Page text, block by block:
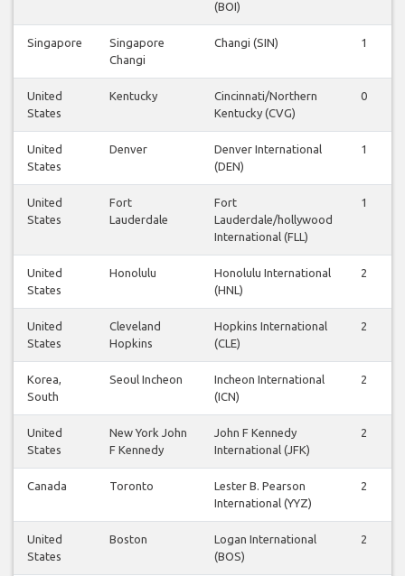
(BOI)
Singapore
Singapore
Changi
Changi (SIN) 1
United
States
Kentucky
Cincinnati/Northern
Kentucky (CVG)
0
United
States
Denver
Denver International
(DEN)
1
United
States
Fort
Lauderdale
Fort
Lauderdale/hollywood
International (FLL)
1
United
States
Honolulu
Honolulu International
(HNL)
2
United
States
Cleveland
Hopkins
Hopkins International
(CLE)
2
Korea,
South
Seoul Incheon
Incheon International
(ICN)
2
United
States
New York John
F Kennedy
John F Kennedy
International (JFK)
2
Canada Toronto
Lester B. Pearson
International (YYZ)
2
United
States
Boston
Logan International
(BOS)
2